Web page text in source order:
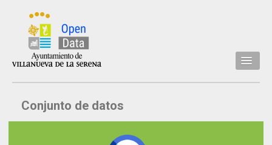
Inicio
Datos
Conjunto de datos